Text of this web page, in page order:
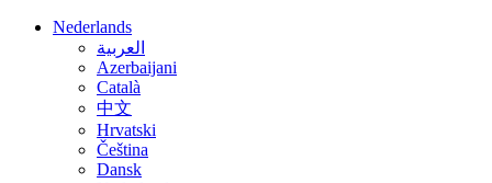
Nederlands
العربية
Azerbaijani
Català
中文
Hrvatski
Čeština
Dansk